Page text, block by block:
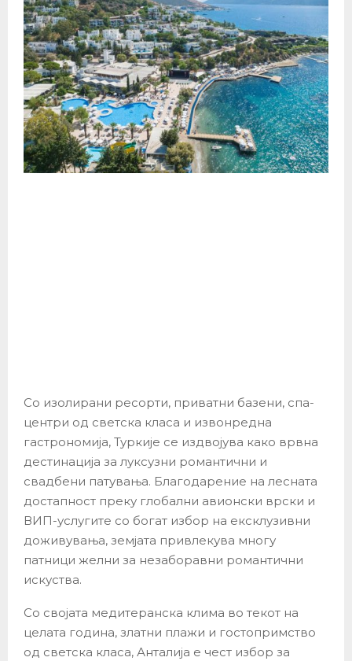
Со изолирани ресорти, приватни базени, спа-
центри од светска класа и извонредна
гастрономија, Туркије се издвојува како врвна
дестинација за луксузни романтични и
свадбени патувања. Благодарение на лесната
достапност преку глобални авионски врски и
ВИП-услугите со богат избор на ексклузивни
доживувања, земјата привлекува многу
патници желни за незаборавни романтични
искуства.
Со својата медитеранска клима во текот на
целата година, златни плажи и гостопримство
од светска класа, Анталија е чест избор за